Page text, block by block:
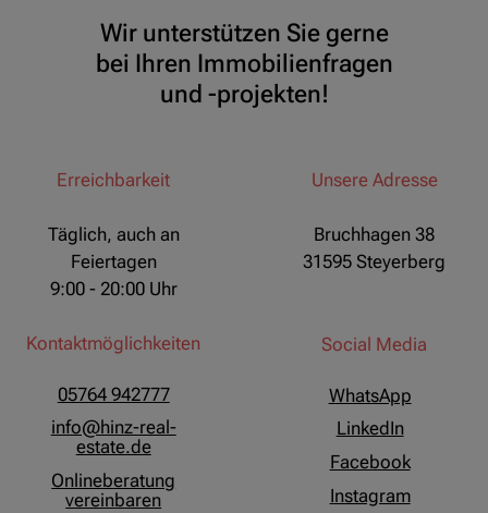
Wir unterstützen Sie gerne
bei Ihren Immobilienfragen
und -projekten!
Erreichbarkeit
Täglich, auch an
Feiertagen
9:00 - 20:00 Uhr
Kontaktmöglichkeiten
05764 942777
info@hinz-real-
estate.de
Onlineberatung
vereinbaren
Unsere Adresse
Bruchhagen 38
31595 Steyerberg
Social Media
WhatsApp
LinkedIn
Facebook
Instagram